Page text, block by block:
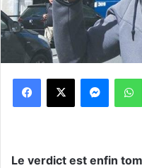
Le verdict est enfin